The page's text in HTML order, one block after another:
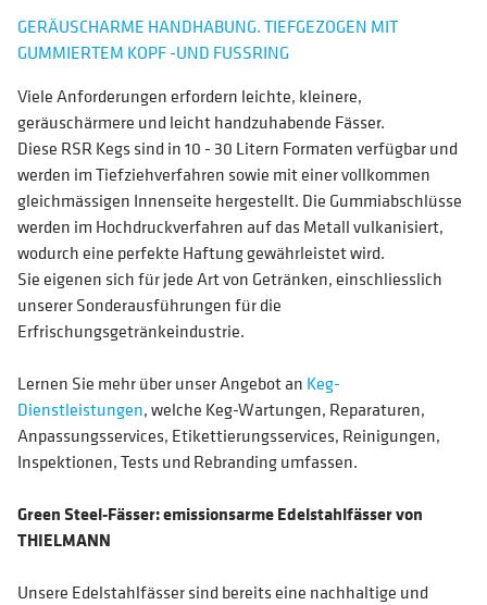
GERÄUSCHARME HANDHABUNG. TIEFGEZOGEN MIT
GUMMIERTEM KOPF -UND FUSSRING
Viele Anforderungen erfordern leichte, kleinere,
geräuschärmere und leicht handzuhabende Fässer.
Diese RSR Kegs sind in 10 - 30 Litern Formaten verfügbar und
werden im Tiefziehverfahren sowie mit einer vollkommen
gleichmässigen Innenseite hergestellt. Die Gummiabschlüsse
werden im Hochdruckverfahren auf das Metall vulkanisiert,
wodurch eine perfekte Haftung gewährleistet wird.
Sie eigenen sich für jede Art von Getränken, einschliesslich
unserer Sonderausführungen für die
Erfrischungsgetränkeindustrie.
Lernen Sie mehr über unser Angebot an Keg-
Dienstleistungen, welche Keg-Wartungen, Reparaturen,
Anpassungsservices, Etikettierungsservices, Reinigungen,
Inspektionen, Tests und Rebranding umfassen.
Green Steel-Fässer: emissionsarme Edelstahlfässer von
THIELMANN
Unsere Edelstahlfässer sind bereits eine nachhaltige und